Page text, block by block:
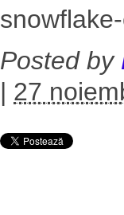
Posted by
| 27